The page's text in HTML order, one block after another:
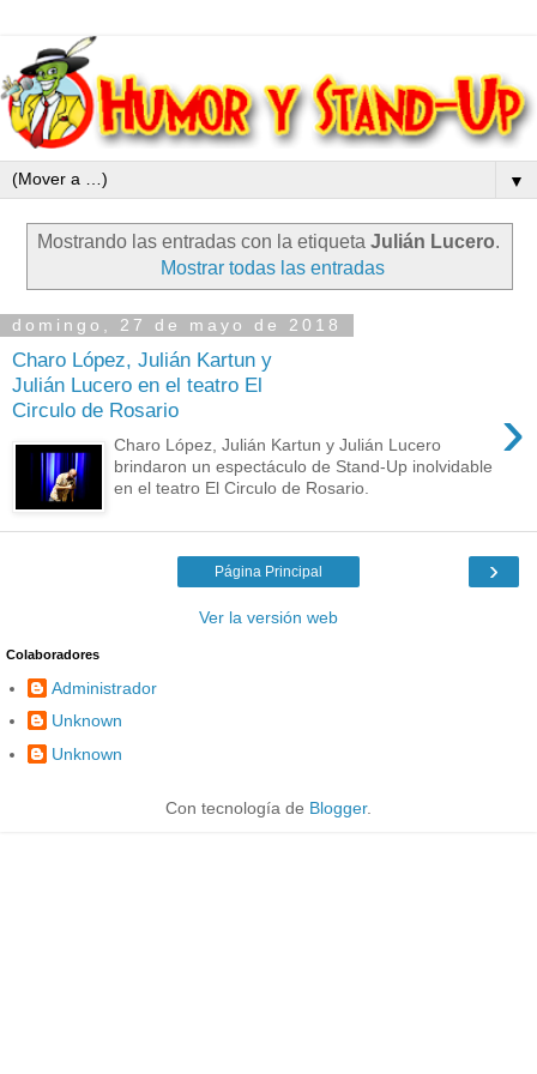
▼
Mostrando las entradas con la etiqueta Julián Lucero.
Mostrar todas las entradas
domingo, 27 de mayo de 2018
Charo López, Julián Kartun y
Julián Lucero en el teatro El
Circulo de Rosario
›
Charo López, Julián Kartun y Julián Lucero
brindaron un espectáculo de Stand-Up inolvidable
en el teatro El Circulo de Rosario.
›
Página Principal
Ver la versión web
Colaboradores
Administrador
Unknown
Unknown
Con tecnología de Blogger.